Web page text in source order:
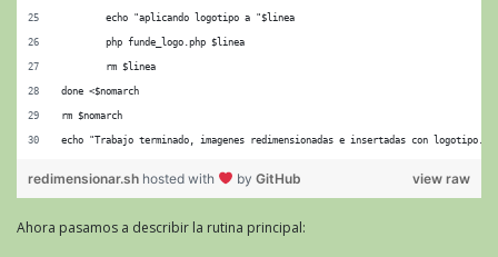
        echo "aplicando logotipo a "$linea
        php funde_logo.php $linea
        rm $linea
done <$nomarch
rm $nomarch
echo "Trabajo terminado, imagenes redimensionadas e insertadas con logotipo."
view raw
redimensionar.sh hosted with by GitHub
Ahora pasamos a describir la rutina principal: